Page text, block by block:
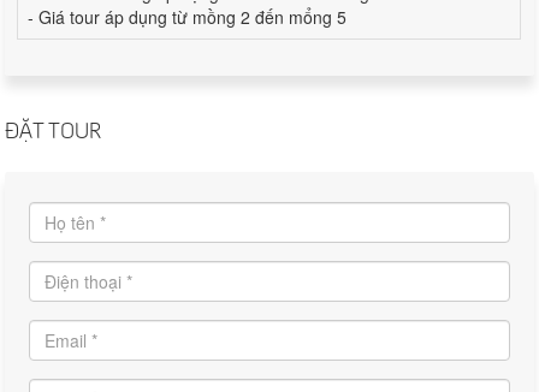
- Giá tour áp dụng từ mồng 2 đến mổng 5
ĐẶT TOUR